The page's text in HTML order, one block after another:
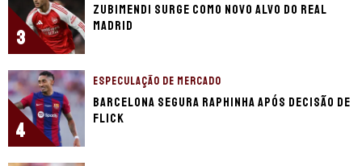
3
Zubimendi surge como novo alvo do Real
Madrid
4
ESPECULAÇÃO DE MERCADO
Barcelona segura Raphinha após decisão de
Flick